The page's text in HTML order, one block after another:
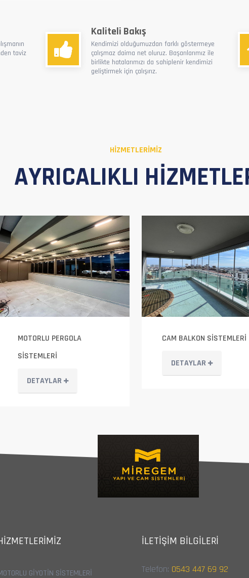
taviz
Kaliteli Bakış
Kendimizi olduğumuzdan farklı göstermeye
çalışmaz daima net oluruz. Başarılarımız ile
birlikte hatalarımızı da sahiplenir kendimizi
geliştirmek için çalışırız.
HIZMETLERIMIZ
AYRICALIKLI
MOTORLU PERGOLA
SİSTEMLERİ
DETAYLAR
CAM BALKON SİSTEMLERİ
DETAYLAR
GİYOTİN SİSTEMLERİ
İLETIŞIM BILGILERI
Telefon: 0543 447 69 92